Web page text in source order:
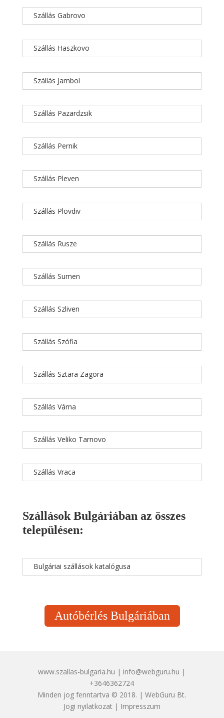
Szállás Gabrovo
Szállás Haszkovo
Szállás Jambol
Szállás Pazardzsik
Szállás Pernik
Szállás Pleven
Szállás Plovdiv
Szállás Rusze
Szállás Sumen
Szállás Szliven
Szállás Szófia
Szállás Sztara Zagora
Szállás Várna
Szállás Veliko Tarnovo
Szállás Vraca
Szállások Bulgáriában az összes
településen:
Bulgáriai szállások katalógusa
Autóbérlés Bulgáriában
www.szallas-bulgaria.hu | info@webguru.hu |
+3646362724
Minden jog fenntartva © 2018. | WebGuru Bt.
Jogi nyilatkozat| Impresszum